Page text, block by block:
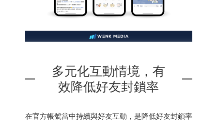
多元化互動情境，有
效降低好友封鎖率
在官方帳號當中持續與好友互動，是降低好友封鎖率